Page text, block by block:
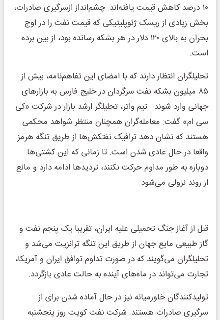
۱۰ درصد کاهش قیمت یافته‌اند. چشم‌انداز ازسرگیری صادرات،
بخش زیادی از ریسک ژئوپلیتیکی که قیمت نفت را در اوج
بحران به بالای ۱۲۰ دلار در هر بشکه رسانده بود، از بین برده
است.
تحلیلگران انتظار دارند که با امضای این تفاهم‌نامه، بیش از
۸۵ میلیون بشکه نفت سرگردان در خلیج فارس به بازارهای
جهانی وارد شوند. تیم واتر، تحلیلگر ارشد بازار در شرکت «کی
سی ام» گفت: معامله‌گران همچنان منتظر شواهد محکمی
هستند که نشان دهد ترافیک نفتکش‌ها از طریق تنگه هرمز
واقعا در حال عادی شدن است. تا زمانی که این کشتی‌ها
دوباره به طور مداوم حرکت نکنند، تردیدها ادامه دارد و مانع
از روند نزولی می‌شود.
قبل از آغاز جنگ تحمیلی علیه ایران، تقریبا یک پنجم نفت و
گاز طبیعی مایع جهان از طریق این تنگه ترانزیت می‌شد و
تحلیلگران می‌گویند که در صورت تداوم توافق ایران و آمریکا،
تجارت می‌تواند در ماه‌های آینده به حالت عادی بازگردد.
تولیدکنندگان خاورمیانه نیز در حال آماده شدن برای از
سرگیری صادرات هستند. شرکت نفت کویت روز پنجشنبه